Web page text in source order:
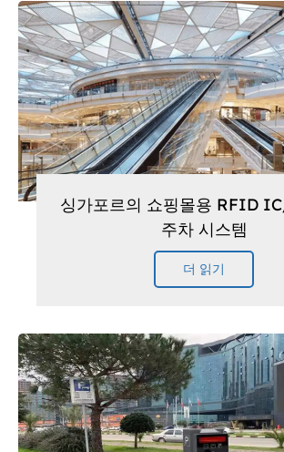
싱가포르의 쇼핑몰용 RFID
주차 시스템
더 읽기